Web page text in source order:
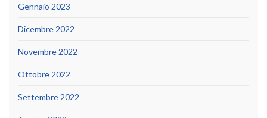
Gennaio 2023
Dicembre 2022
Novembre 2022
Ottobre 2022
Settembre 2022